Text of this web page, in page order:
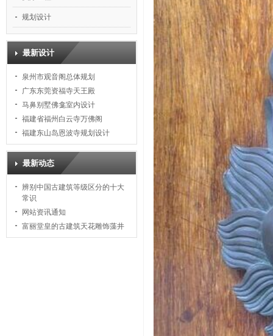
规划设计
最新设计
泉州市观音阁总体规划
广东东莞资福寺天王殿
马鼻别墅佛龛室内设计
福建省福州白云寺万佛阁
福建东山岛恩波寺规划设计
最新动态
辨别中国古建筑等级区分的十大
常识
网站资讯通知
富丽堂皇的古建筑天花雕饰藻井